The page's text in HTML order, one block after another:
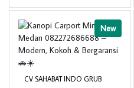
New
CV SAHABAT INDO GRUB